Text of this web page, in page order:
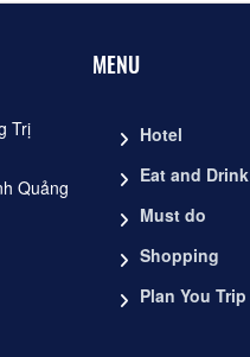
Trị
Quảng
MENU
Hotel
Eat and Drink
Must do
Shopping
Plan You Trip